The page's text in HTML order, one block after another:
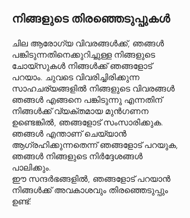
നിങ്ങളുടെ തിരഞ്ഞെടുപ്പുകൾ
ചില ആരോഗ്യ വിവരങ്ങൾക്ക്, ഞങ്ങൾ
പങ്കിടുന്നതിനെക്കുറിച്ചുള്ള നിങ്ങളുടെ
ചോയ്‌സുകൾ നിങ്ങൾക്ക് ഞങ്ങളോട്
പറയാം. ചുവടെ വിവരിച്ചിരിക്കുന്ന
സാഹചര്യങ്ങളിൽ നിങ്ങളുടെ വിവരങ്ങൾ
ഞങ്ങൾ എങ്ങനെ പങ്കിടുന്നു എന്നതിന്
നിങ്ങൾക്ക് വ്യക്തമായ മുൻഗണന
ഉണ്ടെങ്കിൽ, ഞങ്ങളോട് സംസാരിക്കുക.
ഞങ്ങൾ എന്താണ് ചെയ്യാൻ
ആഗ്രഹിക്കുന്നതെന്ന് ഞങ്ങളോട് പറയുക,
ഞങ്ങൾ നിങ്ങളുടെ നിർദ്ദേശങ്ങൾ
പാലിക്കും.
ഈ സന്ദർഭങ്ങളിൽ, ഞങ്ങളോട് പറയാൻ
നിങ്ങൾക്ക് അവകാശവും തിരഞ്ഞെടുപ്പും
ഉണ്ട്: